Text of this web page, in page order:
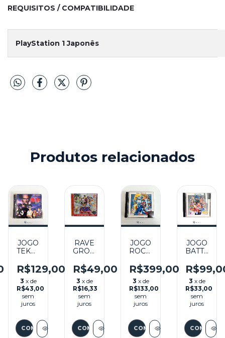
REQUISITOS / COMPATIBILIDADE
PlayStation 1 Japonês
Produtos relacionados
JOGO
TEKKEN
(JPN)
SEMINOVO
- PS1
R$129,00
3 x de
R$43,00
sem
juros
RAVE
GROOVE
SEMINOVO
- PS1
R$49,00
3 x de
R$16,33
sem
juros
JOGO
ROCKMAN
MEGA
MAN
X4
(JPN)
SEMINOVO
- PS1
R$399,00
3 x de
R$133,00
sem
juros
JOGO
BATTLE
2
PLUS
(JPN)
- PS1
3 x de
R$33,00
sem
juros